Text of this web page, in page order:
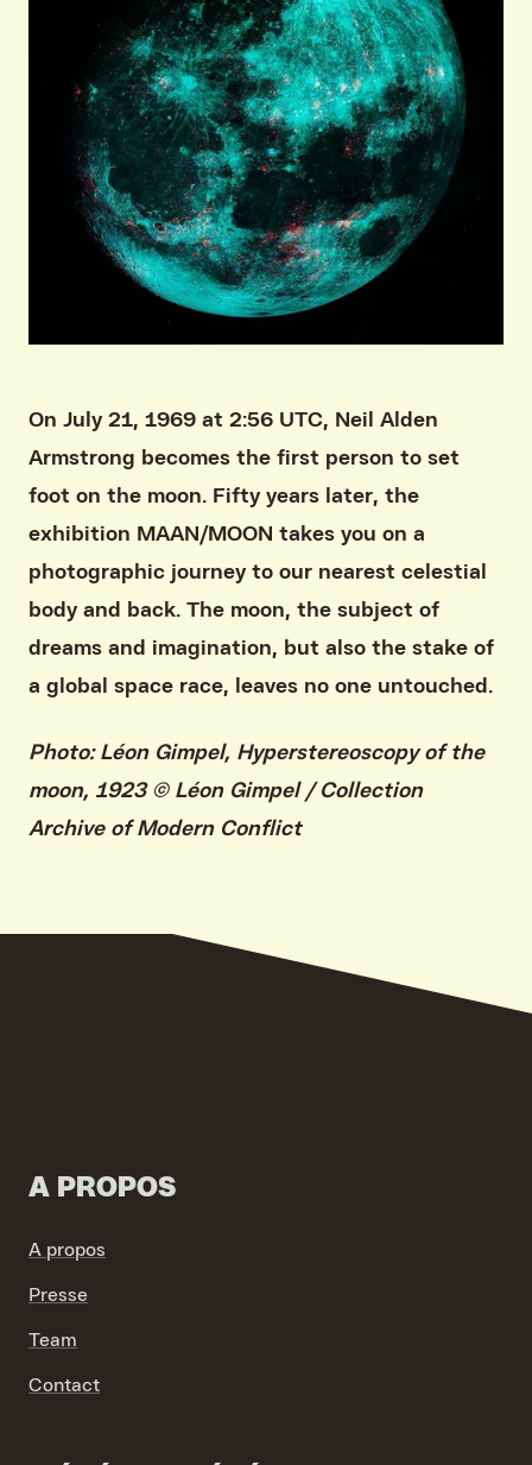
On July 21, 1969 at 2:56 UTC, Neil Alden
Armstrong becomes the first person to set
foot on the moon. Fifty years later, the
exhibition MAAN/MOON takes you on a
photographic journey to our nearest celestial
body and back. The moon, the subject of
dreams and imagination, but also the stake of
a global space race, leaves no one untouched.
Photo: Léon Gimpel, Hyperstereoscopy of the
moon, 1923 © Léon Gimpel / Collection
Archive of Modern Conflict
A PROPOS
A propos
Presse
Team
Contact
VIND EXPO’S, ACTIVITEITEN & INFORMATIE